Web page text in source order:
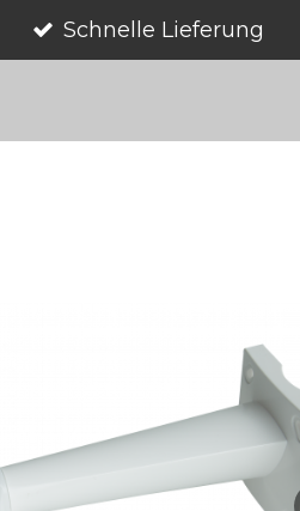
Schnelle Lieferung